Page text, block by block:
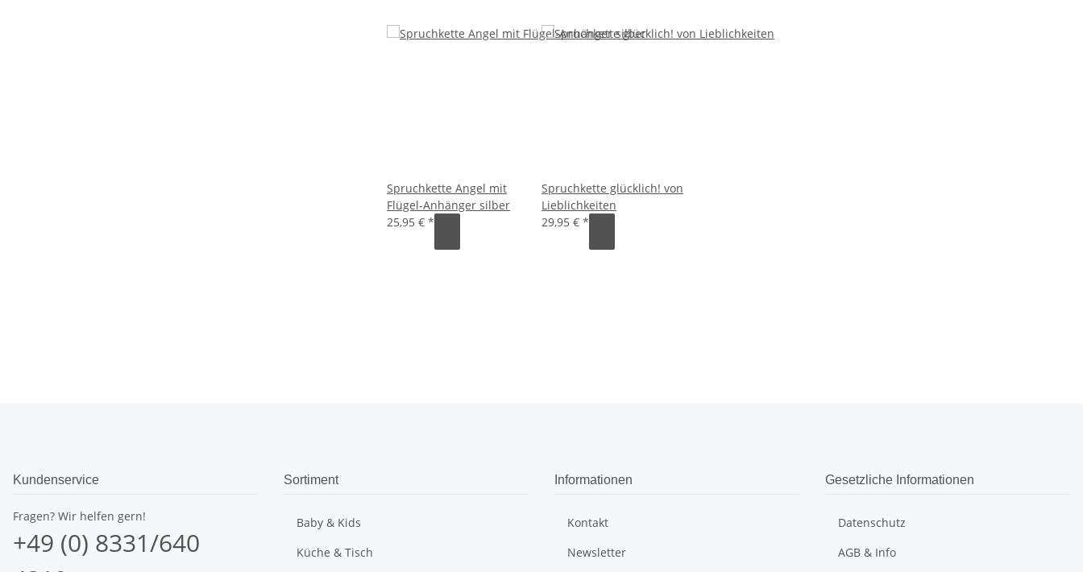
Spruchkette Angel mit
Flügel-Anhänger silber
25,95 € *
Spruchkette glücklich! von
Lieblichkeiten
29,95 € *
Kundenservice
Fragen? Wir helfen gern!
+49 (0) 8331/640
Sortiment
Baby & Kids
Küche & Tisch
Informationen
Kontakt
Newsletter
Gesetzliche Informationen
Datenschutz
AGB & Info